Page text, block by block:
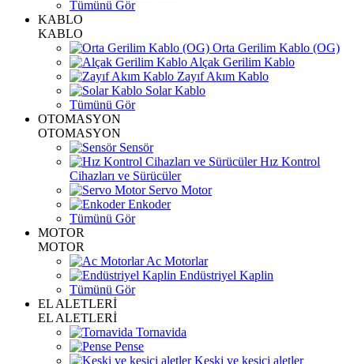
Tümünü Gör
KABLO
KABLO
Orta Gerilim Kablo (OG)
Alçak Gerilim Kablo
Zayıf Akım Kablo
Solar Kablo
Tümünü Gör
OTOMASYON
OTOMASYON
Sensör
Hız Kontrol
Cihazları ve Sürücüler
Servo Motor
Enkoder
Tümünü Gör
MOTOR
MOTOR
Ac Motorlar
Endüstriyel Kaplin
Tümünü Gör
EL ALETLERİ
EL ALETLERİ
Tornavida
Pense
Keski ve kesici aletler